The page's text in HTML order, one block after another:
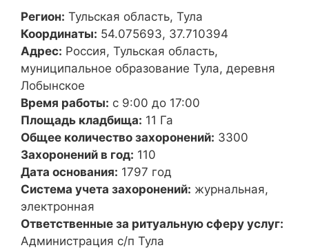
Регион: Тульская область, Тула
Координаты: 54.075693, 37.710394
Адрес: Россия, Тульская область,
муниципальное образование Тула, деревня
Лобынское
Время работы: с 9:00 до 17:00
Площадь кладбища: 11 Га
Общее количество захоронений: 3300
Захоронений в год: 110
Дата основания: 1797 год
Система учета захоронений: журнальная,
электронная
Ответственные за ритуальную сферу услуг:
Администрация с/п Тула